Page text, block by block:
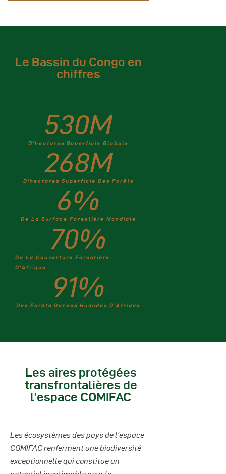
Le Bassin du Congo en
chiffres
D'hectares Superficie Globale
530M
D'hectares Superficie Des Forêts
268M
De La Surface Forestière Mondiale
6%
De La Couverture Forestière
D’Afrique
70%
Des Forêts Denses Humides D’Afrique
91%
Les aires protégées
transfrontalières de
l’espace COMIFAC
Les écosystèmes des pays de l’espace
COMIFAC renferment une biodiversité
exceptionnelle qui constitue un